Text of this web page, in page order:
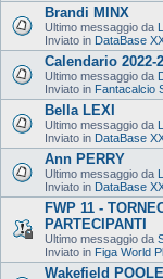
Brandi MINX
Ultimo messaggio da
Inviato in DataBase
Calendario 2022-
Ultimo messaggio da
Inviato in Fantacalcio
Bella LEXI
Ultimo messaggio da
Inviato in DataBase
Ann PERRY
Ultimo messaggio da
Inviato in DataBase
FWP 11 -
PARTECIPANTI
Ultimo messaggio da
Inviato in Figa World
Wakefield